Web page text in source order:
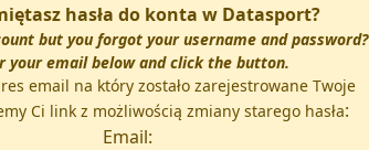
hasła do konta w Datasport?
but you forgot your username and password?
your email below and click the button.
email na który zostało zarejestrowane Twoje
Ci link z możliwością zmiany starego hasła:
Email: